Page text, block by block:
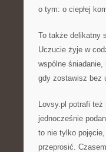
o tym: o ciepłej
To także delikatny
Uczucie żyje w
wspólne
gdy zostawisz bez
Lovsy.pl potrafi
jednocześnie
to nie tylko
przeprosić.